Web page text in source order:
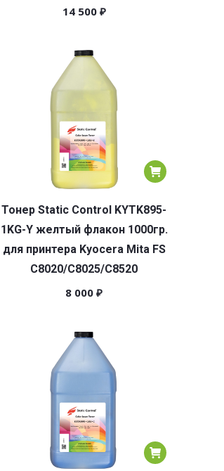
14 500 ₽
Тонер Static Control KYTK895-
1KG-Y желтый флакон 1000гр.
для принтера Kyocera Mita FS
C8020/C8025/C8520
8 000 ₽